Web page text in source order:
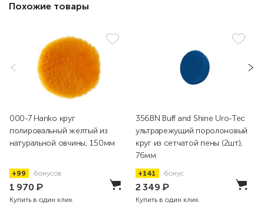
Похожие товары
000-7 Hanko круг
полировальный желтый из
натуральной овчины, 150мм
+99 бонусов
1 970₽
Купить в один клик
356BN Buff and Shine Uro-Tec
ультрарежущий поролоновый
круг из сетчатой пены (2шт),
76мм
+141 бонус
2 349₽
Купить в один клик